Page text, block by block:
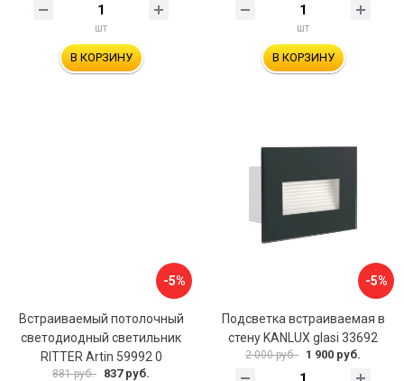
шт
В КОРЗИНУ
шт
В КОРЗИНУ
-5%
Встраиваемый потолочный
светодиодный светильник
RITTER Artin 59992 0
881 руб. 837 руб.
-5%
Подсветка встраиваемая в
стену KANLUX glasi 33692
2 000 руб. 1 900 руб.